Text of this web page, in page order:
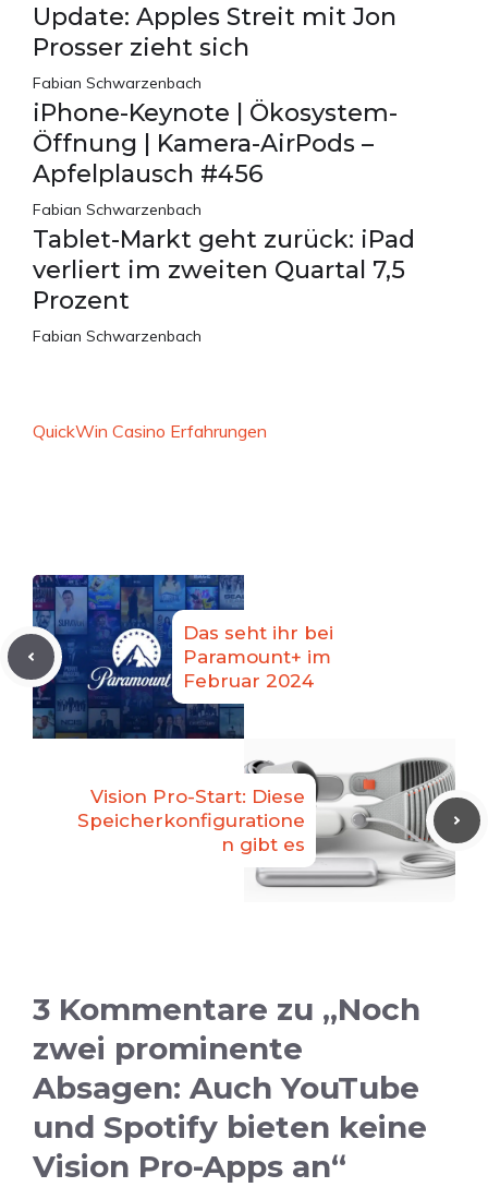
Update: Apples Streit mit Jon
Prosser zieht sich
Fabian Schwarzenbach
iPhone-Keynote | Ökosystem-
Öffnung | Kamera-AirPods –
Apfelplausch #456
Fabian Schwarzenbach
Tablet-Markt geht zurück: iPad
verliert im zweiten Quartal 7,5
Prozent
Fabian Schwarzenbach
QuickWin Casino Erfahrungen
Das seht ihr bei
Paramount+ im
Februar 2024
Vision Pro-Start: Diese
Speicherkonfiguratione
n gibt es
3 Kommentare zu „Noch
zwei prominente
Absagen: Auch YouTube
und Spotify bieten keine
Vision Pro-Apps an“